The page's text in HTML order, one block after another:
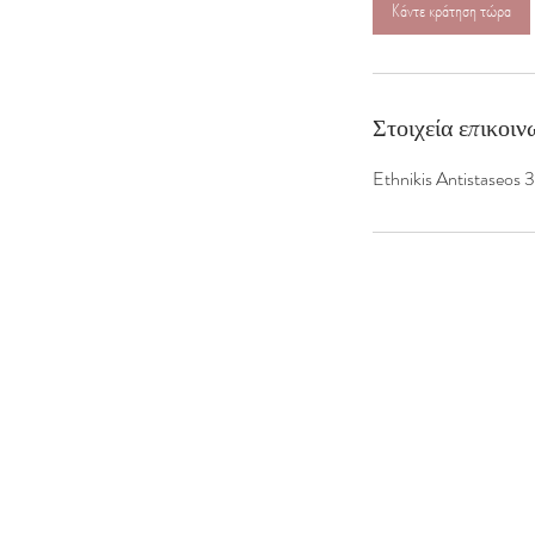
π
Κάντε κράτηση τώρα
Στοιχεία
Ethnikis Antistaseos